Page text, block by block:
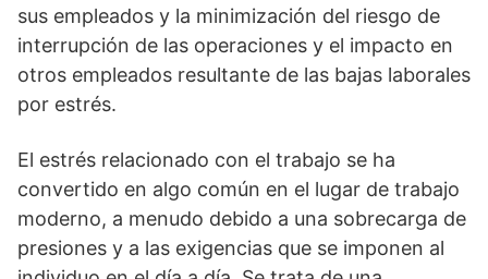
sus empleados y la minimización del riesgo de
interrupción de las operaciones y el impacto en
otros empleados resultante de las bajas laborales
por estrés.
El estrés relacionado con el trabajo se ha
convertido en algo común en el lugar de trabajo
moderno, a menudo debido a una sobrecarga de
presiones y a las exigencias que se imponen al